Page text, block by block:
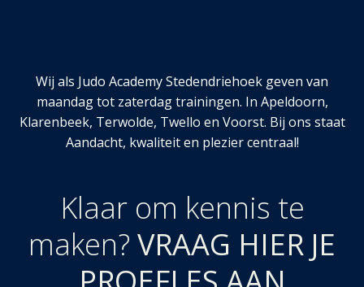
Wij als Judo Academy Stedendriehoek geven van
maandag tot zaterdag trainingen. In Apeldoorn,
Klarenbeek, Terwolde, Twello en Voorst. Bij ons staat
Aandacht, kwaliteit en plezier centraal!
Klaar om kennis te
maken? VRAAG HIER JE